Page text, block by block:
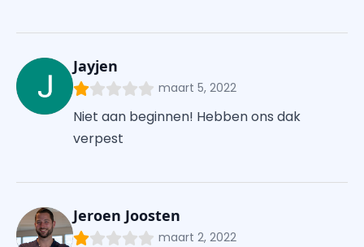
Jayjen
maart 5, 2022
Niet aan beginnen! Hebben ons dak
verpest
Jeroen Joosten
maart 2, 2022